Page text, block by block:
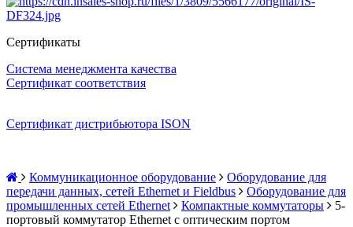
Сертификаты
Система менеджмента качества
Сертификат соответствия
Сертификат дистрибьютора ISON
Коммуникационное оборудование
Оборудование для
передачи данных, сетей Ethernet и Fieldbus
Оборудование для
промышленных сетей Ethernet
Компактные коммутаторы
5-
портовый коммутатор Ethernet с оптическим портом